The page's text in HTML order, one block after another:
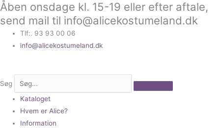
Gå
til
indholdet
Åben onsdage kl. 15-19 eller efter aftale,
send mail til info@alicekostumeland.dk
Tlf:. 93 93 00 06
info@alicekostumeland.dk
Søg
Kataloget
Hvem er Alice?
Information